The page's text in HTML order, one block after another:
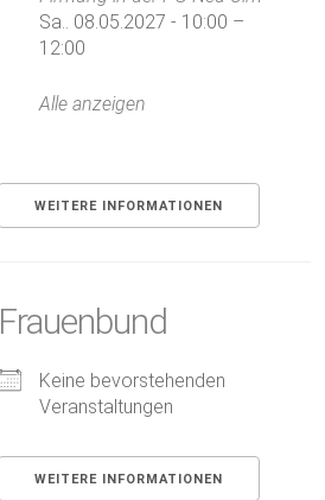
Sa.. 08.05.2027 - 10:00 –
12:00
Alle anzeigen
WEITERE INFORMATIONEN
Frauenbund
Keine bevorstehenden
Veranstaltungen
WEITERE INFORMATIONEN